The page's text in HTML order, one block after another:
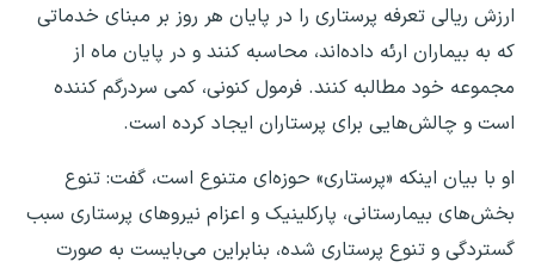
ارزش ریالی تعرفه پرستاری را در پایان هر روز بر مبنای خدماتی
که به بیماران ارئه داده‌اند، محاسبه کنند و در پایان ماه از
مجموعه‌ خود مطالبه کنند. فرمول کنونی، کمی سردرگم‌ کننده
است و چالش‌هایی برای پرستاران ایجاد کرده است.
او با بیان اینکه «پرستاری» حوزه‌ای متنوع است، گفت: تنوع
بخش‌های بیمارستانی، پارکلینیک و اعزام نیروهای پرستاری سبب
گستردگی و تنوع پرستاری شده، بنابراین می‌بایست به صورت